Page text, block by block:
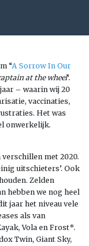
“A Sorrow In Our
at the wheel‘.
– waarin wij 20
vaccinaties,
Het was
onwerkelijk.
met 2020.
uitschieters’. Ook
Zelden
hebben we nog heel
jaar het niveau vele
als van
Vola en Frost*.
Twin, Giant Sky,